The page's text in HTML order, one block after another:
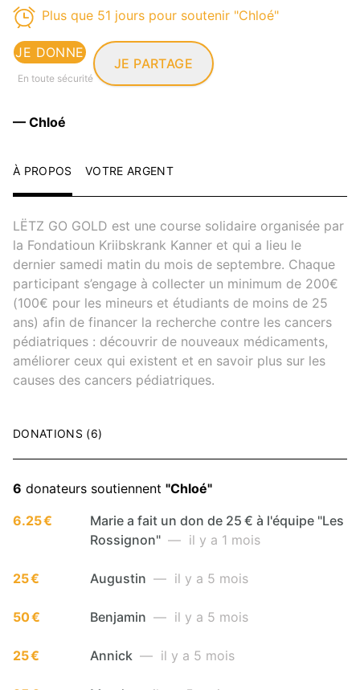
Plus que 51 jours pour soutenir "Chloé"
JE DONNE
En toute sécurité
JE PARTAGE
— Chloé
À PROPOS VOTRE ARGENT
LËTZ GO GOLD est une course solidaire organisée par
la Fondatioun Kriibskrank Kanner et qui a lieu le
dernier samedi matin du mois de septembre. Chaque
participant s’engage à collecter un minimum de 200€
(100€ pour les mineurs et étudiants de moins de 25
ans) afin de financer la recherche contre les cancers
pédiatriques : découvrir de nouveaux médicaments,
améliorer ceux qui existent et en savoir plus sur les
causes des cancers pédiatriques.
DONATIONS (6)
6 donateurs soutiennent "Chloé"
6.25 €
Marie a fait un don de 25 € à l'équipe "Les
Rossignon" — il y a 1 mois
25 € Augustin — il y a 5 mois
50 € Benjamin — il y a 5 mois
25 € Annick — il y a 5 mois